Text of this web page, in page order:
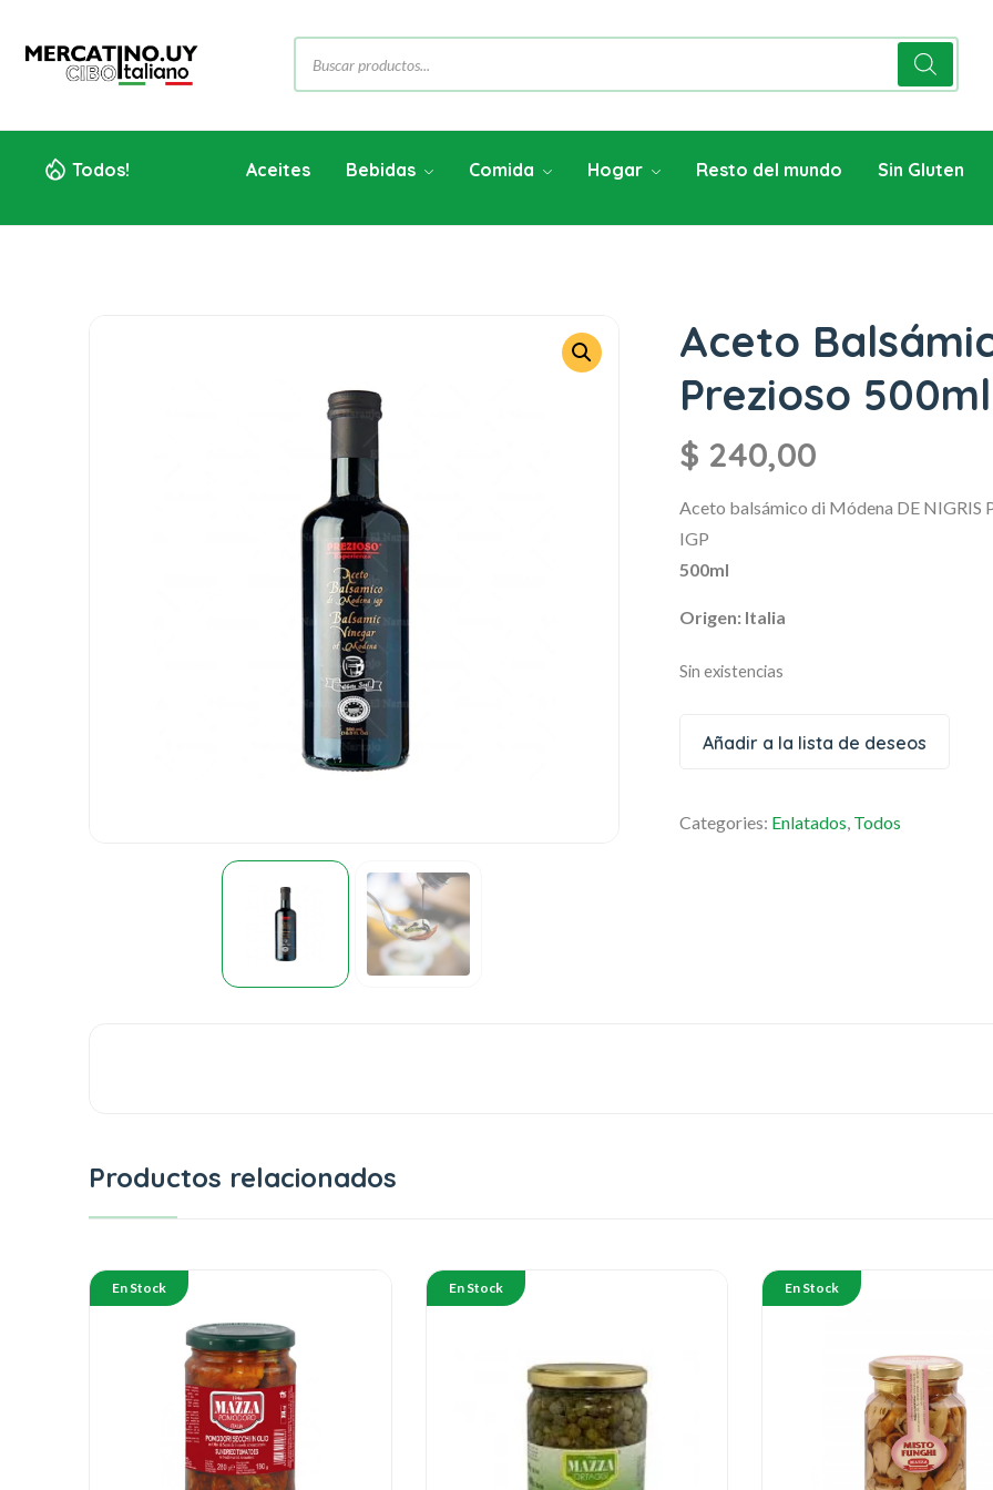
Todos! Aceites Bebidas Comida Hogar Resto del mundo Sin Gluten
Aceto
Prezioso 500ml
$ 240,00
Aceto balsámico di Módena DE NIGRIS
IGP
500ml
Origen: Italia
Sin existencias
Añadir a la lista de deseos
Categories: Enlatados Todos
Productos relacionados
En Stock En Stock En Stock